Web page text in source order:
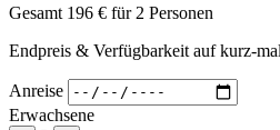
Gesamt 196 € für 2 Personen
Endpreis & Verfügbarkeit auf kurz-
Anreise
Erwachsene